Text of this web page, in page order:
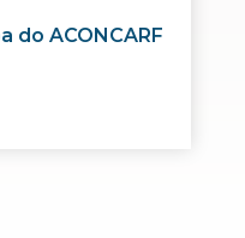
do ACONCARF